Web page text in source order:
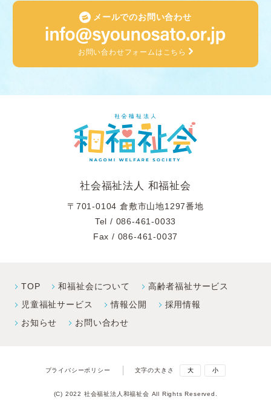
メールでのお問い合わせ
お問い合わせフォームはこちら
社会福祉法人 和福祉会
〒701-0104 倉敷市山地1297番地
Tel / 086-461-0033
Fax / 086-461-0037
TOP 和福祉会について
高齢者福祉サービス
児童福祉サービス
情報公開
採⽤情報
お知らせ
お問い合わせ
プライバシーポリシー 文字の大きさ 大 小
(C) 2022 社会福祉法人和福祉会 All Rights Reserved.